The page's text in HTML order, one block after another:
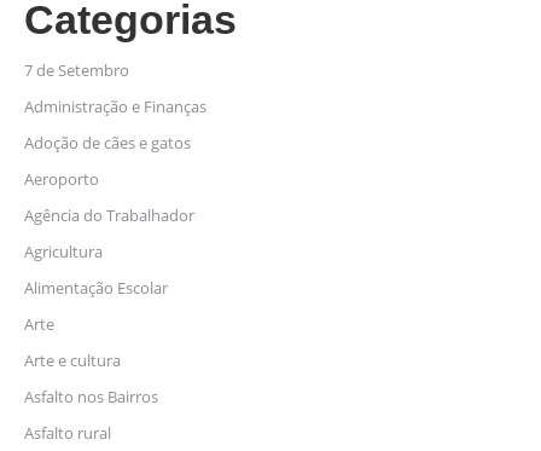
Categorias
7 de Setembro
Administração e Finanças
Adoção de cães e gatos
Aeroporto
Agência do Trabalhador
Agricultura
Alimentação Escolar
Arte
Arte e cultura
Asfalto nos Bairros
Asfalto rural